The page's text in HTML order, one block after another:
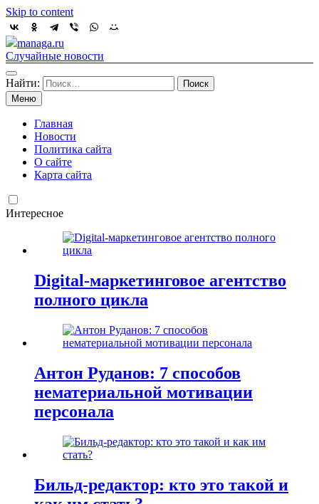
Skip to content
managa.ru
Случайные новости
Найти:
Меню
Главная
Новости
Политика сайта
О сайте
Карта сайта
Интересное
Digital-маркетинговое агентство
полного цикла
Антон Руданов: 7 способов
нематериальной мотивации
персонала
Бильд-редактор: кто это такой и